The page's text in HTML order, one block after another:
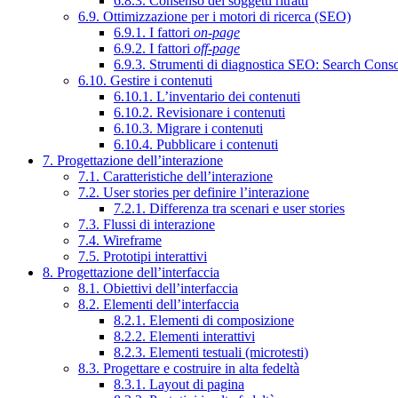
6.9. Ottimizzazione per i motori di ricerca (SEO)
6.9.1. I fattori on-page
6.9.2. I fattori off-page
6.9.3. Strumenti di diagnostica SEO: Search
6.10. Gestire i contenuti
6.10.1. L’inventario dei contenuti
6.10.2. Revisionare i contenuti
6.10.3. Migrare i contenuti
6.10.4. Pubblicare i contenuti
7. Progettazione dell’interazione
7.1. Caratteristiche dell’interazione
7.2. User stories per definire l’interazione
7.2.1. Differenza tra scenari e user stories
7.3. Flussi di interazione
7.4. Wireframe
7.5. Prototipi interattivi
8. Progettazione dell’interfaccia
8.1. Obiettivi dell’interfaccia
8.2. Elementi dell’interfaccia
8.2.1. Elementi di composizione
8.2.2. Elementi interattivi
8.2.3. Elementi testuali (microtesti)
8.3. Progettare e costruire in alta fedeltà
8.3.1. Layout di pagina